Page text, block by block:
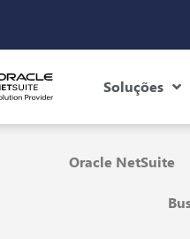
Soluções
Oracle NetSuite